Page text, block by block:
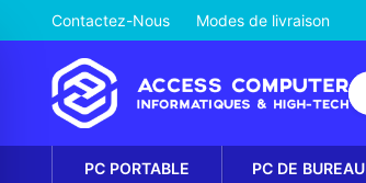
Contactez-Nous Modes de livraison
PC PORTABLE PC DE BUREAU